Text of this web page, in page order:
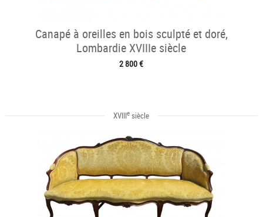
Canapé à oreilles en bois sculpté et doré,
Lombardie XVIIIe siècle
2 800 €
XVIIIe siècle